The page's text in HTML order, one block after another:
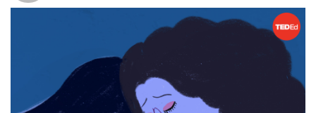
Nhưng những hành vi bạo lực ấy thường rất tế nhị và khó phát
00:28
both from within and outside the abusive relationship.
ngay từ trong và ngoài mối quan hệ lạm dụng ấy.
00:32
That’s partly because emotional abuse often exploits